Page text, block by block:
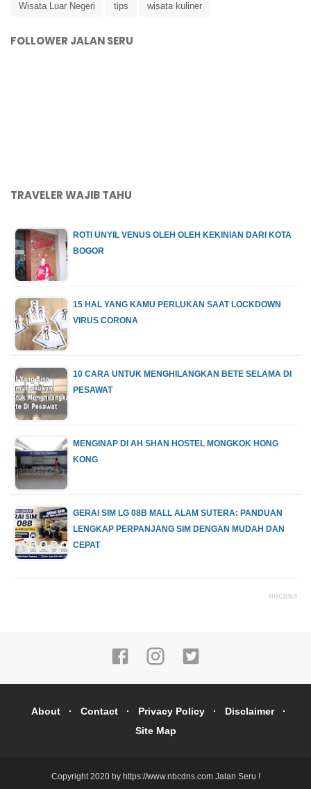
Wisata Luar Negeri tips wisata kuliner
FOLLOWER JALAN SERU
TRAVELER WAJIB TAHU
ROTI UNYIL VENUS OLEH OLEH KEKINIAN DARI KOTA
BOGOR
15 HAL YANG KAMU PERLUKAN SAAT LOCKDOWN
VIRUS CORONA
10 CARA UNTUK MENGHILANGKAN BETE SELAMA DI
PESAWAT
MENGINAP DI AH SHAN HOSTEL MONGKOK HONG
KONG
GERAI SIM LG 08B MALL ALAM SUTERA: PANDUAN
LENGKAP PERPANJANG SIM DENGAN MUDAH DAN
CEPAT
NBCDNS
About Contact Privacy Policy
Disclaimer
Site Map
Copyright 2020 by https://www.nbcdns.com Jalan Seru !